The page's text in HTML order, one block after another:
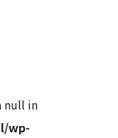
null in
wp-